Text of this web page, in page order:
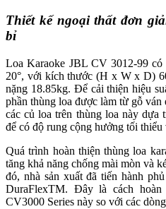
Thiết kế ngoại thất đơn
bỉ
Loa Karaoke JBL CV 3012-99 có
20°, với kích thước (H x W x D)
nặng 18.85kg. Để cải thiện hiệu
phần thùng loa được làm từ gỗ
các củ loa trên thùng loa này
để có độ rung cộng hưởng tối
Quá trình hoàn thiện thùng loa
tăng khả năng chống mài mòn và
đó, nhà sản xuất đã tiến hành
DuraFlexTM. Đây là cách
CV3000 Series này so với các